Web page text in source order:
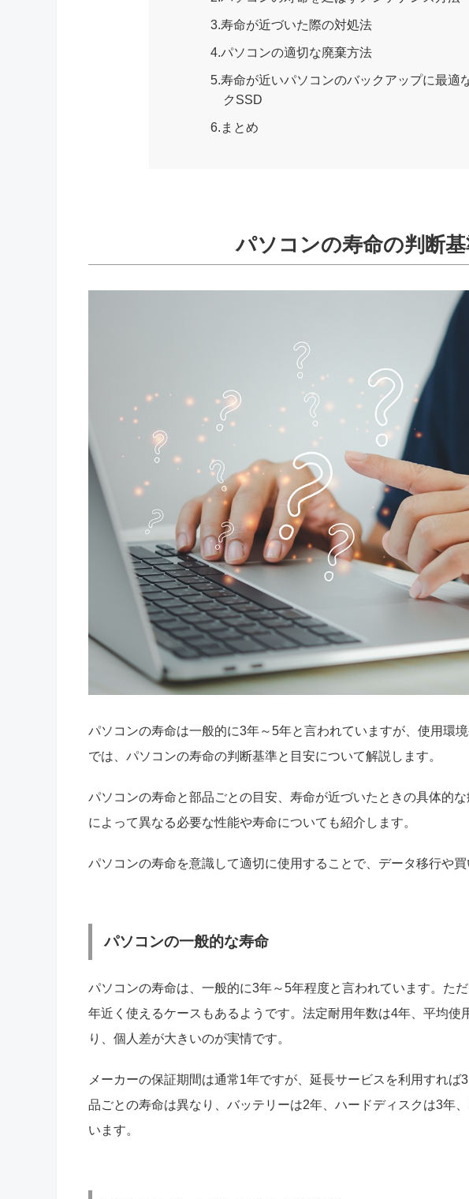
3.寿命が近づいた際の対処法
4.パソコンの適切な廃棄方法
5.寿命が近いパソコンのバックアップに最適
クSSD
6.まとめ
パソコンの寿命の判断
パソコンの寿命は一般的に3年～5年と言われていますが、使用環
では、パソコンの寿命の判断基準と目安について解説します。
パソコンの寿命と部品ごとの目安、寿命が近づいたときの具体的
によって異なる必要な性能や寿命についても紹介します。
パソコンの寿命を意識して適切に使用することで、データ移行や
パソコンの一般的な寿命
パソコンの寿命は、一般的に3年～5年程度と言われています。た
年近く使えるケースもあるようです。法定耐用年数は4年、平均使
り、個人差が大きいのが実情です。
メーカーの保証期間は通常1年ですが、延長サービスを利用すれば
品ごとの寿命は異なり、バッテリーは2年、ハードディスクは3年
います。